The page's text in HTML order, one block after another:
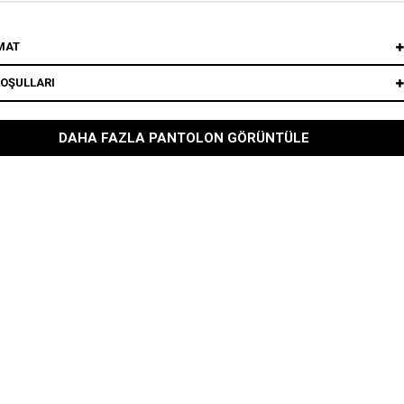
DAHA FAZLA PANTOLON GÖRÜNTÜLE